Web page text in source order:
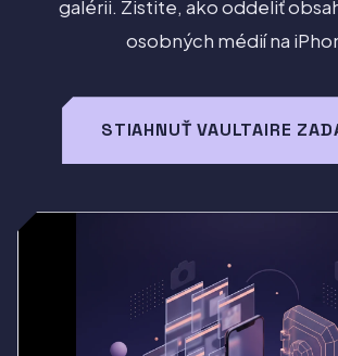
galérii. Zistite, ako oddeliť
osobných médií na
STIAHNUŤ VAULTAIRE